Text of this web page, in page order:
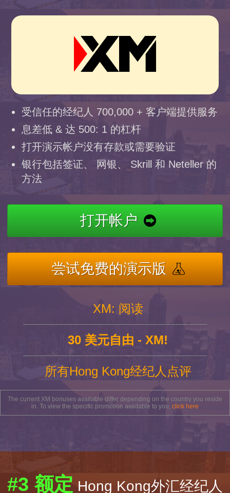
受信任的经纪人 700,000 + 客户端提供服务
息差低 & 达 500: 1 的杠杆
打开演示帐户没有存款或需要验证
银行包括签证、 网银、 Skrill 和 Neteller 的
方法
打开帐户
尝试免费的演示版
XM: 阅读
30 美元自由 - XM!
所有Hong Kong经纪人点评
The current XM bonuses available differ depending on the country you reside
in. To view the specific promotion available to you, click here
#3 额定 Hong Kong外汇经纪人